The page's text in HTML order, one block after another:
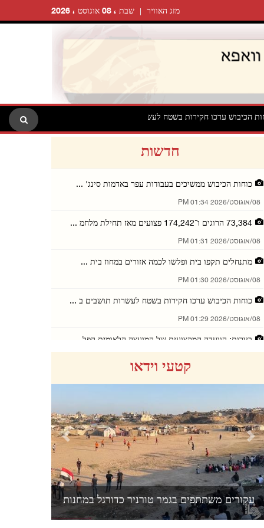
שבת ، 08 אוגוסט ، 2026 מזג האוויר
ערכו חקירות בשטח לעשרות תושבים ביעבד שמדרום־מערב לג'נין
חדשות
כוחות הכיבוש ממשיכים בעבודות עפר באדמות סינג' ...
08/אוגוסט/2026 01:34 PM
73,384 הרוגים ו־174,242 פצועים מאז תחילת מלחמ ...
08/אוגוסט/2026 01:31 PM
מתנחלים תקפו בית ופלשו לכמה אזורים במחוז בית ...
08/אוגוסט/2026 01:30 PM
כוחות הכיבוש ערכו חקירות בשטח לעשרות תושבים ב ...
08/אוגוסט/2026 01:29 PM
ביירות: הוועדה המקצועית של המועצה הלאומית הפל ...
לאחר חידוש האיסור על ביקורי עצורים: אבו אל־חו ...
07/אוגוסט/2026 08:10 PM
מתנחלים תקפו בתי תושבים בח'רבת אל־חמה שבבקעת ...
07/אוגוסט/2026 08:09 PM
הנשיאות הפלסטינית בירכה על השקת הקואליציה הימ ...
07/אוגוסט/2026 08:05 PM
קטעי וידאו
עקורים משתתפים בגמר טורניר אוכל ממטבח צדקה
Previous Next